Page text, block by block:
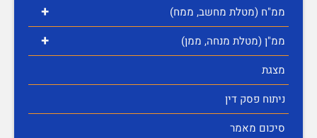
+ ממ"ח (מטלת מחשב, ממח)
+
ממ"ן (מטלת מנחה, ממן)
מצגת
ניתוח פסק דין
סיכום מאמר